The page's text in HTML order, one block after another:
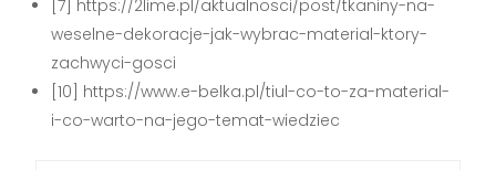
[7] https://2lime.pl/aktualnosci/post/tkaniny-na-
weselne-dekoracje-jak-wybrac-material-ktory-
zachwyci-gosci
[10] https://www.e-belka.pl/tiul-co-to-za-material-
i-co-warto-na-jego-temat-wiedziec